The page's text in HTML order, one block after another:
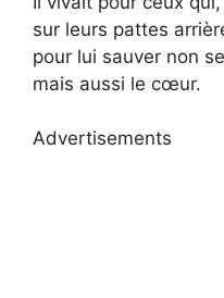
sur leurs pattes
pour lui sauver non
mais aussi le cœur.
Advertisements